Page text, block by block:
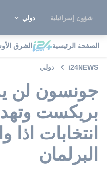
شؤون إسرائيلية دولي
الصفحة الرئيسية الشرق
i24NEWS دولي
جونسون لن
بريكست
انتخابات
البرلمان